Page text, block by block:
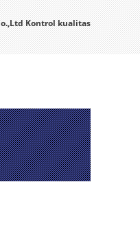
Kontrol kualitas